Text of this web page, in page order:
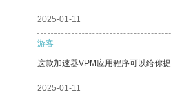
2025-01-11
游客
这款加速器VPM应用程序可以给你
2025-01-11